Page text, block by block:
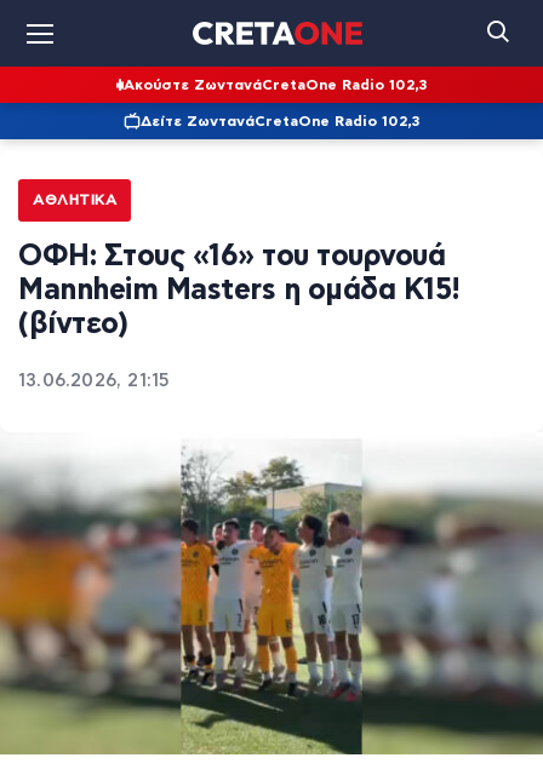
Ακούστε ΖωντανάCretaOne Radio 102,3
Δείτε ΖωντανάCretaOne Radio 102,3
ΑΘΛΗΤΙΚΆ
ΟΦΗ: Στους «16» του τουρνουά
Mannheim Masters η ομάδα Κ15!
(βίντεο)
13.06.2026, 21:15